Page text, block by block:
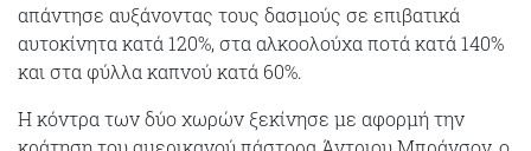
απάντησε αυξάνοντας τους δασμούς σε επιβατικά
αυτοκίνητα κατά 120%, στα αλκοολούχα ποτά κατά 140%
και στα φύλλα καπνού κατά 60%.
Η κόντρα των δύο χωρών ξεκίνησε με αφορμή την